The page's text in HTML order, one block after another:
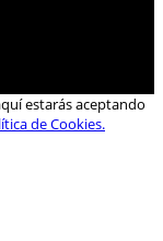
estarás aceptando
de Cookies.